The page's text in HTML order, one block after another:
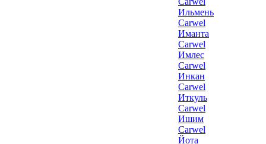
Ильмень
Carwel
Иманта
Carwel
Имлес
Carwel
Инкан
Carwel
Иткуль
Carwel
Ишим
Carwel
Йота